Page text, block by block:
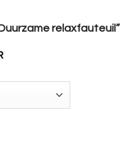
relaxfauteuil”